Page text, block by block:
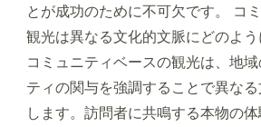
とが成功のために不可欠です。 コ
観光は異なる文化的文脈にどのよ
コミュニティベースの観光は、地
ティの関与を強調することで異な
します。訪問者に共鳴する本物の体